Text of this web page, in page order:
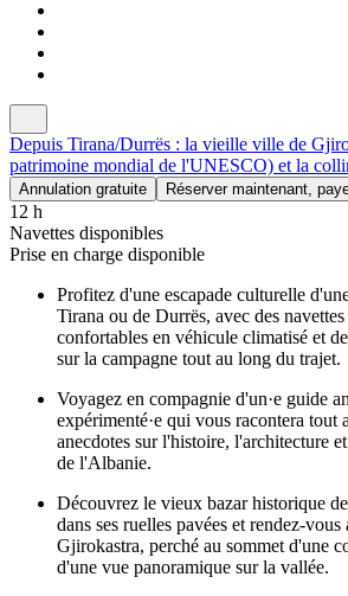
Depuis Tirana/Durrës : la vieille ville de
patrimoine mondial de l'UNESCO) et la
Annulation gratuite Réserver maintenant,
12 h
Navettes disponibles
Prise en charge disponible
Profitez d'une escapade culturelle
Tirana ou de Durrës, avec des
confortables en véhicule climatisé et
sur la campagne tout au long du trajet.
Voyagez en compagnie d'un·e guide
expérimenté·e qui vous racontera tout
anecdotes sur l'histoire, l'architecture
de l'Albanie.
Découvrez le vieux bazar historique
dans ses ruelles pavées et rendez-vous
Gjirokastra, perché au sommet d'une
d'une vue panoramique sur la vallée.